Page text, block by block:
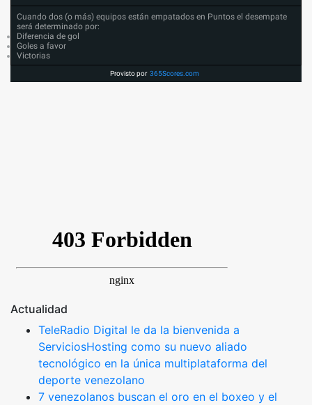
Cuando dos (o más) equipos están empatados en Puntos el desempate
será determinado por:
Diferencia de gol
Goles a favor
Victorias
Provisto por 365Scores.com
Actualidad
TeleRadio Digital le da la bienvenida a
ServiciosHosting como su nuevo aliado
tecnológico en la única multiplataforma del
deporte venezolano
7 venezolanos buscan el oro en el boxeo y el